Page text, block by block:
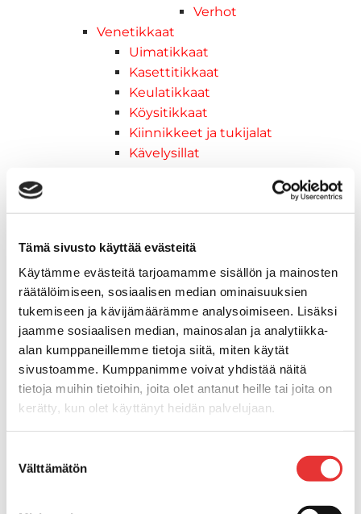
Tämä sivusto käyttää evästeitä
Käytämme evästeitä tarjoamamme sisällön ja mainosten
räätälöimiseen, sosiaalisen median ominaisuuksien
tukemiseen ja kävijämäärämme analysoimiseen. Lisäksi
jaamme sosiaalisen median, mainosalan ja analytiikka-
alan kumppaneillemme tietoja siitä, miten käytät
sivustoamme. Kumppanimme voivat yhdistää näitä
tietoja muihin tietoihin, joita olet antanut heille tai joita on
kerätty, kun olet käyttänyt heidän palvelujaan.
valinta
Välttämätön
Verhot
Venetikkaat
Uimatikkaat
Kasettitikkaat
Keulatikkaat
Köysitikkaat
Kiinnikkeet ja tukijalat
Kävelysillat
Pidike "clips", muovia
Tuulilasin kiinnike
Reuna-, köli-, törmäyslistat ja kansikate
Törmäyslista
Kansikate
Reuna- ja ikkunalistat
Alumiinilistat
Kävelysillat ja Taavetit
Kiinnitysvarret
SUP-laudan telineet
Kuljetusrampit
Kuljetusramppien tarvikkeet